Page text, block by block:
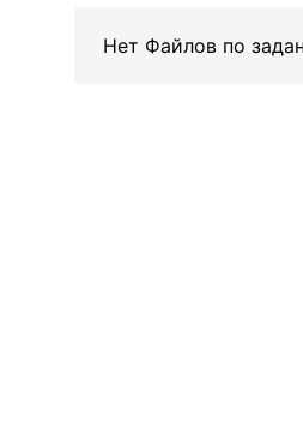
Нет Файлов по